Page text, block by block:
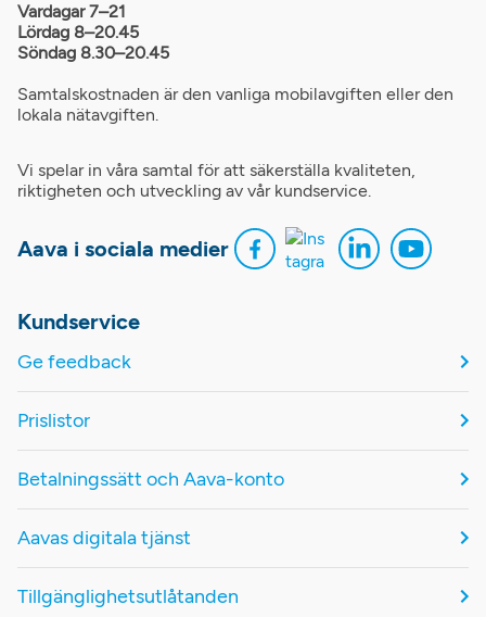
Vardagar 7–21
Lördag 8–20.45
Söndag 8.30–20.45
Samtalskostnaden är den vanliga mobilavgiften eller den
lokala nätavgiften.
Vi spelar in våra samtal för att säkerställa kvaliteten,
riktigheten och utveckling av vår kundservice.
Aava i sociala medier
Kundservice
Ge feedback
Prislistor
Betalningssätt och Aava-konto
Aavas digitala tjänst
Tillgänglighetsutlåtanden